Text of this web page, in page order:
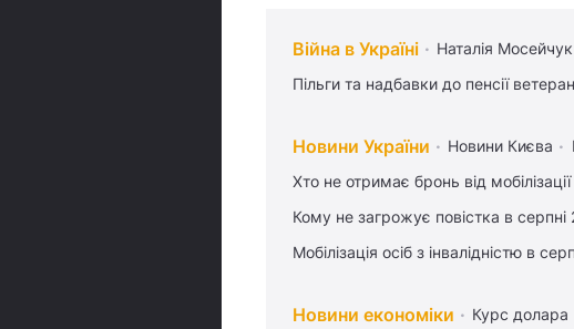
Війна в Україні Наталія
Пільги та надбавки до пенсії
Новини України Новини Києва
Хто не отримає бронь від
Кому не загрожує повістка в серпні
Мобілізація осіб з інвалідністю в
Новини економіки Курс долара